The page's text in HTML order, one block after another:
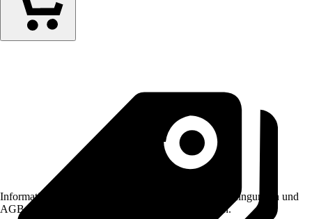
Informationen des Verkäufers, wie z. B. Rückgabebedingungen und
AGB, finden Sie bei Klick auf den Verkäufernamen.